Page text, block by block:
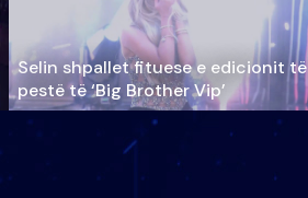
Selin shpallet fituese e edicionit të
pestë të ‘Big Brother Vip’